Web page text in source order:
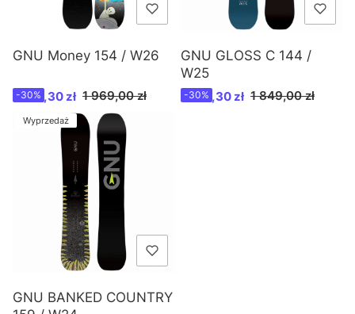
GNU Money 154 / W26
Cena promocyjna
1 378,30 zł 1 969,00 zł
-30%
GNU GLOSS C 144 /
W25
Cena promocyjna
1 294,30 zł 1 849,00 zł
-30%
Wyprzedaż
GNU BANKED COUNTRY